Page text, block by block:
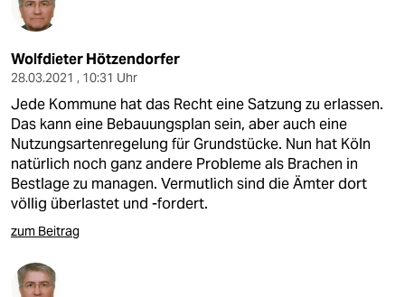
Wolfdieter Hötzendorfer
28.03.2021 , 10:31 Uhr
Jede Kommune hat das Recht eine Satzung zu erlassen.
Das kann eine Bebauungsplan sein, aber auch eine
Nutzungsartenregelung für Grundstücke. Nun hat Köln
natürlich noch ganz andere Probleme als Brachen in
Bestlage zu managen. Vermutlich sind die Ämter dort
völlig überlastet und -fordert.
zum Beitrag